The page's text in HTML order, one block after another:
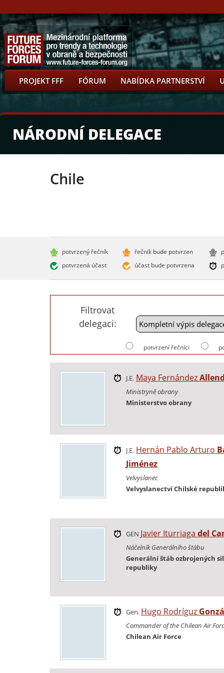
PROJEKT FFF FÓRUM NABÍDKA PARTNERSTVÍ
NÁRODNÍ DELEGACE
Chile
potvrzený řečník
potvrzená účast
řečník bude potvrzen
účast bude potvrzena
Filtrovat
delegaci:
potvrzení řečníci
J.E. Maya Fernández
Ministryně obrany
Ministerstvo obrany
J.E. Hernán Pablo Arturo
Jiménez
Velvyslanec
Velvyslanectví Chilské
GEN Javier Iturriaga del
Náčelník Generálního štábu
Generální štáb ozbrojených
republiky
Gen. Hugo Rodríguz
Commander of the Chilean Air
Chilean Air Force